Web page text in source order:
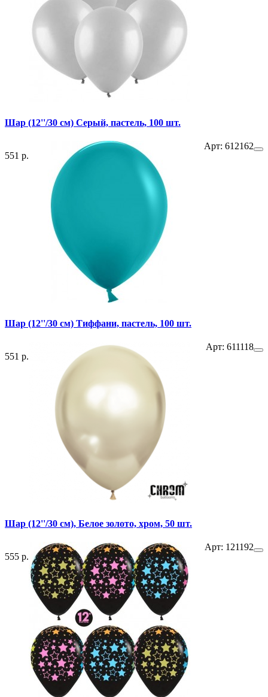
Шар (12''/30 см) Серый, пастель, 100 шт.
551 р.
Арт: 612162
Шар (12''/30 см) Тиффани, пастель, 100 шт.
551 р.
Арт: 611118
Шар (12''/30 см), Белое золото, хром, 50 шт.
555 р.
Арт: 121192